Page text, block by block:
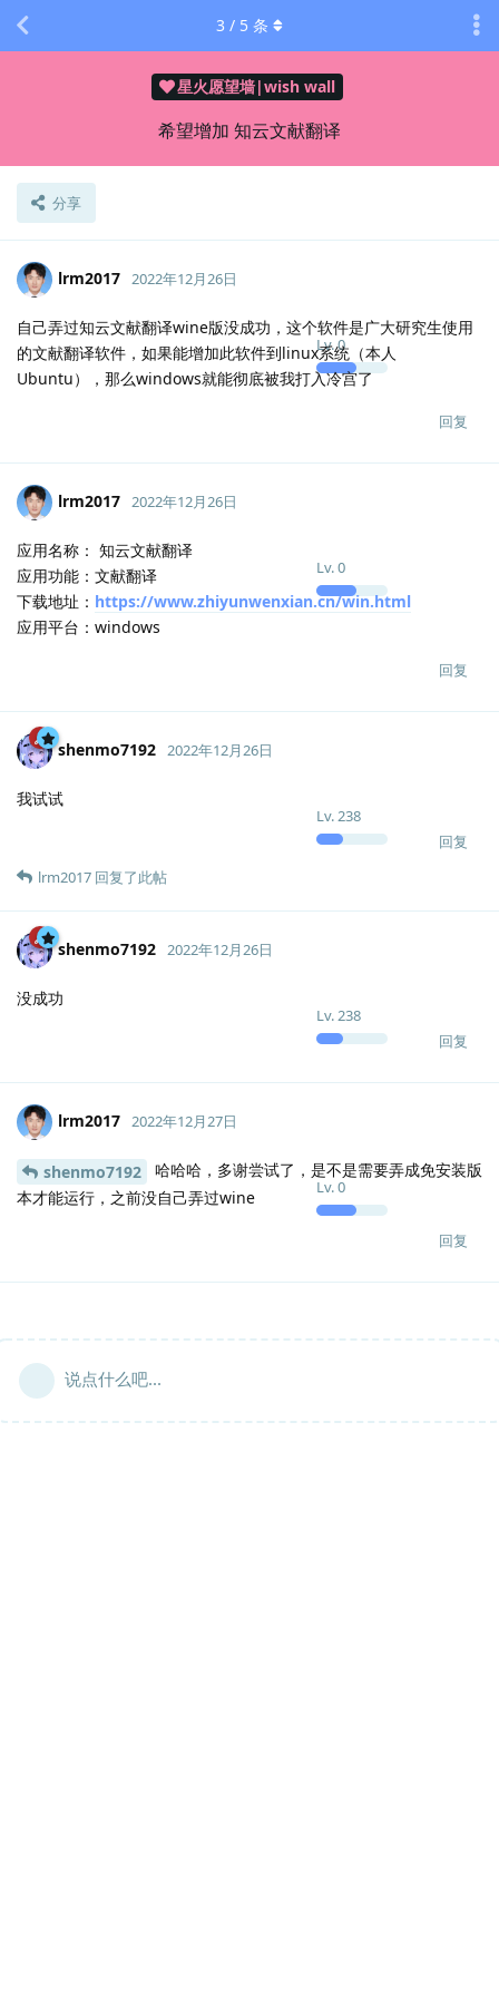
星火愿望墙|wish wall
希望增加 知云文献翻译
分享
3 / 5 条
lrm2017
Lv.0
2022年12月26日
自己弄过知云文献翻译wine版没成功，这个软件是广大研究生使用
的文献翻译软件，如果能增加此软件到linux系统（本人
Ubuntu），那么windows就能彻底被我打入冷宫了
回复
lrm2017
Lv.0
2022年12月26日
应用名称： 知云文献翻译
应用功能：文献翻译
下载地址： https://www.zhiyunwenxian.cn/win.html
应用平台：windows
回复
shenmo7192
Lv.238
2022年12月26日
我试试
回复
lrm2017 回复了此帖
shenmo7192
Lv.238
2022年12月26日
没成功
回复
lrm2017
Lv.0
2022年12月27日
shenmo7192
哈哈哈，多谢尝试了，是不是需要弄成免安装版
本才能运行，之前没自己弄过wine
回复
说点什么吧...